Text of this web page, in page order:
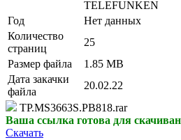
TELEFUNKEN
Год
Нет данных
Количество
страниц
25
Размер файла
1.85 MB
Дата закачки
файла
20.02.22
TP.MS3663S.PB818.rar
Ваша ссылка готова для
Скачать